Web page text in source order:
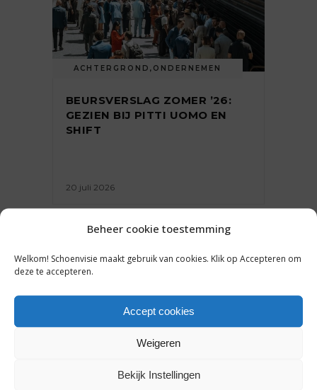
Beheer cookie toestemming
Welkom! Schoenvisie maakt gebruik van cookies. Klik op Accepteren om
deze te accepteren.
Accept cookies
Weigeren
Bekijk Instellingen
ACHTERGROND , ONDERNEMEN
BEURSVERSLAG ZOMER ’26:
GEZIEN BIJ PITTI UOMO EN
SHIFT
20 juli 2026
ONDERNEMEN,REPORTAGE